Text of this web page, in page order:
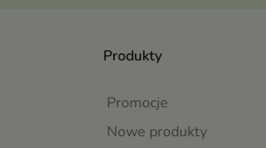
Produkty
Promocje
Nowe produkty